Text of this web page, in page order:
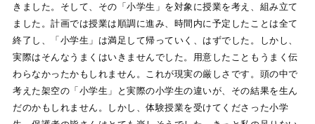
きました。そして、その「小学生」を対象に授業を考え、組み立て
ました。計画では授業は順調に進み、時間内に予定したことは全て
終了し、「小学生」は満足して帰っていく、はずでした。しかし、
実際はそんなうまくはいきませんでした。用意したこともうまく伝
わらなかったかもしれません。これが現実の厳しさです。頭の中で
考えた架空の「小学生」と実際の小学生の違いが、その結果を生ん
だのかもしれません。しかし、体験授業を受けてくださった小学